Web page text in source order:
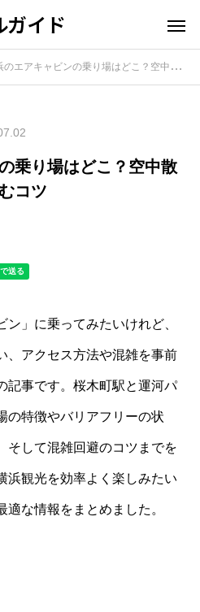
ガイド
アキャビンの乗り場はどこ？空中散歩をスムーズに楽しむコツ
乗り場はどこ？空中散
コツ
」に乗ってみたいけれど、
、アクセス方法や混雑を事前
記事です。桜木町駅と運河パ
の特徴やバリアフリーの状
そして混雑回避のコツまでを
浜観光を効率よく楽しみたい
な情報をまとめました。